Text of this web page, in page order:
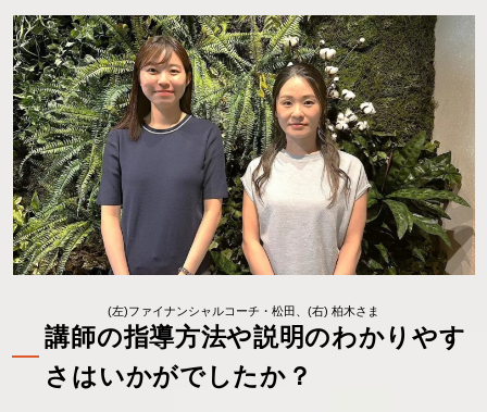
(左)ファイナンシャルコーチ・松田、(右) 柏木さま
講師の指導方法や説明のわかりやす
さはいかがでしたか？